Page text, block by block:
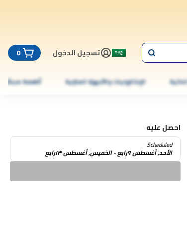
تسجيل الدخول 0
الإلكترونيات والأجهزة المنزلية أطعمة مجمّدة
احصل عليه
Scheduled
الأحد, أغسطس ٩رابع - الخميس, أغسطس ١٣رابع